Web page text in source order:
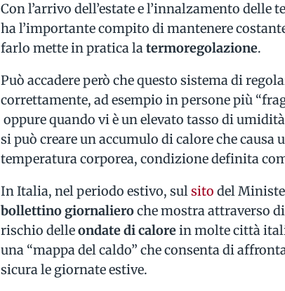
Con l’arrivo dell’estate e l’innalzamento
ha l’importante compito di mantenere
farlo mette in pratica latermoregolazione.
Può accadere però che questo sistema di
correttamente, ad esempio in persone più
oppure quando vi è un elevato tasso di
si può creare un accumulo di calore che
temperatura corporea, condizione definita
In Italia, nel periodo estivo, sulsito del
bollettino giornalieroche mostra attraverso
rischio delleondate di calorein molte città
una “mappa del caldo” che consenta di
sicura le giornate estive.